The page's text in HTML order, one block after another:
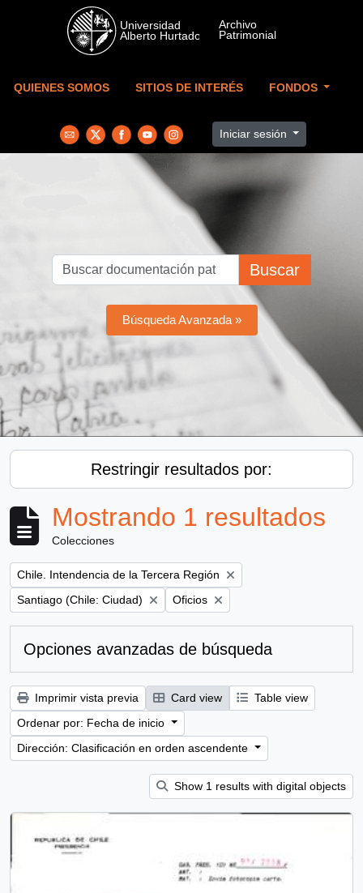
Skip to main content
QUIENES SOMOS SITIOS DE INTERÉS FONDOS
Iniciar sesión
Buscar
Búsqueda Avanzada »
Restringir resultados por:
Mostrando 1 resultados
Colecciones
Remove filter:
Chile. Intendencia de la Tercera Región
Remove filter:
Santiago (Chile: Ciudad) Remove filter:
Oficios
Opciones avanzadas de búsqueda
Imprimir vista previa Card view
Table view
Ordenar por: Fecha de inicio
Dirección: Clasificación en orden ascendente
Show 1 results with digital objects